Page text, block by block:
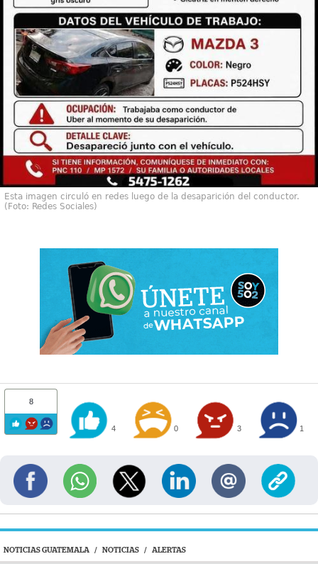
Esta imagen circuló en redes luego de la desaparición del conductor.
(Foto: Redes Sociales)
8
4 0 3 1
NOTICIAS GUATEMALA / NOTICIAS / ALERTAS